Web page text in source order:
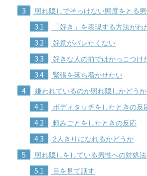
3 照れ隠しでそっけない態度をとる
3.1 「好き」を表現する方法がわ
3.2 好意がバレたくない
3.3 好きな人の前ではかっこつけ
3.4 緊張を落ち着かせたい
4 嫌われているのか照れ隠しかどう
4.1 ボディタッチをしたときの反
4.2 頼みごとをしたときの反応
4.3 2人きりになれるかどうか
5 照れ隠しをしている男性への対処法
5.1 目を見て話す